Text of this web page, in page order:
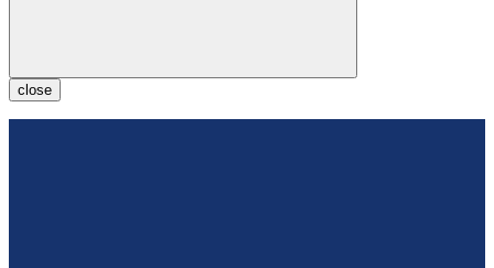
close